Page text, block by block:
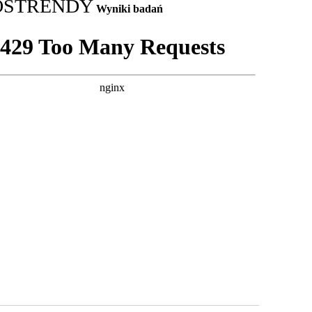
TRENDY Wyniki badań